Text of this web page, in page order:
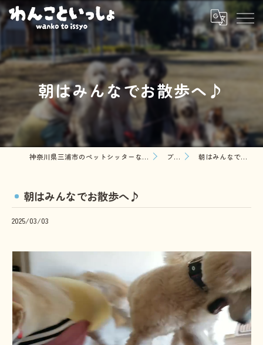
朝はみんなでお散歩へ♪
神奈川県三浦市のペットシッターならわんこといっしょ ブログ 朝はみんなでお散歩へ♪
朝はみんなでお散歩へ♪
2025/03/03